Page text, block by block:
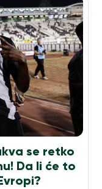
se retko
Da li će to